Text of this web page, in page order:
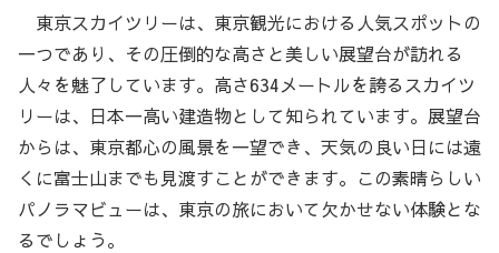
東京スカイツリーは、東京観光における人気スポットの
一つであり、その圧倒的な高さと美しい展望台が訪れる
人々を魅了しています。高さ634メートルを誇るスカイツ
リーは、日本一高い建造物として知られています。展望台
からは、東京都心の風景を一望でき、天気の良い日には遠
くに富士山までも見渡すことができます。この素晴らしい
パノラマビューは、東京の旅において欠かせない体験とな
るでしょう。